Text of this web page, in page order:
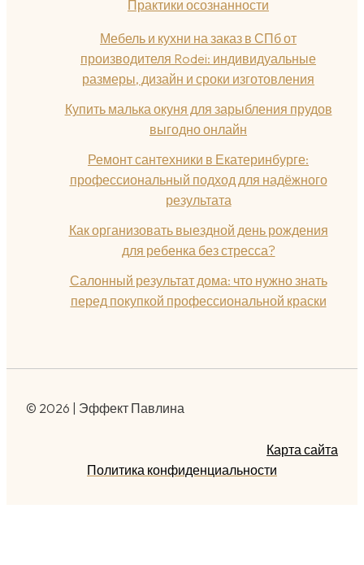
Практики осознанности
Мебель и кухни на заказ в СПб от
производителя Rodei: индивидуальные
размеры, дизайн и сроки изготовления
Купить малька окуня для зарыбления прудов
выгодно онлайн
Ремонт сантехники в Екатеринбурге:
профессиональный подход для надёжного
результата
Как организовать выездной день рождения
для ребенка без стресса?
Салонный результат дома: что нужно знать
перед покупкой профессиональной краски
© 2026 | Эффект Павлина
Карта сайта
Политика конфиденциальности